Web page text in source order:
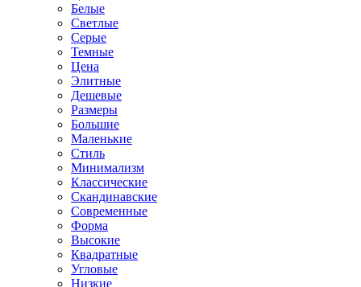
Белые
Светлые
Серые
Темные
Цена
Элитные
Дешевые
Размеры
Большие
Маленькие
Стиль
Минимализм
Классические
Скандинавские
Современные
Форма
Высокие
Квадратные
Угловые
Низкие